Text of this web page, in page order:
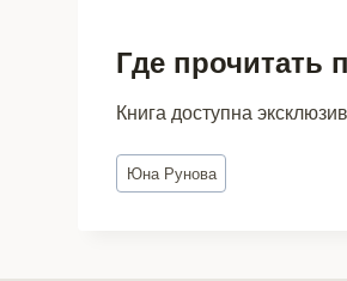
Где прочитать
Книга доступна
Метки
записи:
Юна Рунова